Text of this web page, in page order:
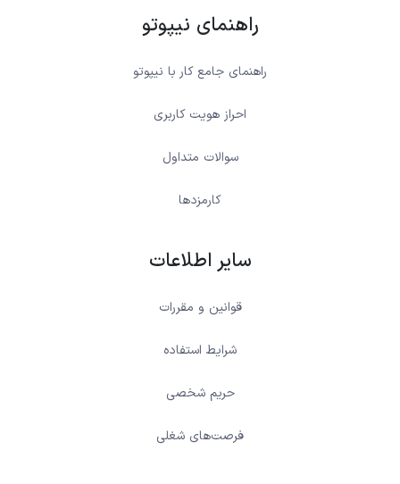
راهنمای نیپوتو
راهنمای جامع کار با نیپوتو
احراز هویت کاربری
سوالات متداول
کارمزدها
سایر اطلاعات
قوانین و مقررات
شرایط استفاده
حریم شخصی
فرصت‌های شغلی